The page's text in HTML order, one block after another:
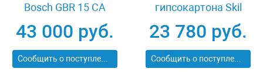
Bosch GBR 15 CA
43 000 руб.
Сообщить о поступлении
гипсокартона Skil
23 780 руб.
Сообщить о поступлении